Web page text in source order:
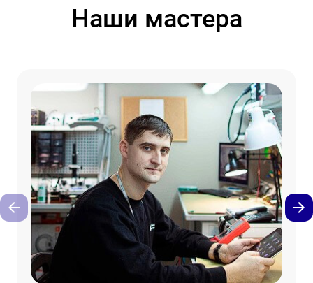
Наши мастера